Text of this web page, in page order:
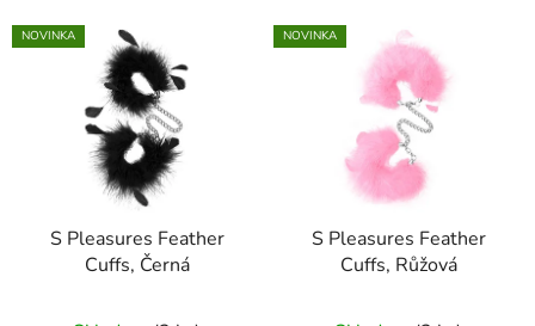
NOVINKA
S Pleasures Feather
Cuffs, Černá
NOVINKA
S Pleasures Feather
Cuffs, Růžová